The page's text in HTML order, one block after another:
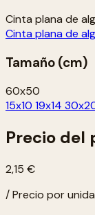
Cinta plana de
Cinta plana de
Tamaño (cm)
60x50
15x10 19x14
Precio del
2,15 €
/ Precio por